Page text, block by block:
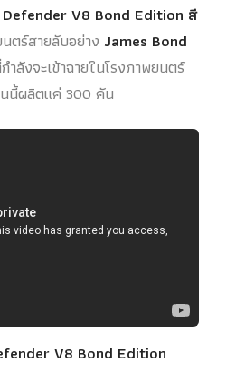
Defender V8 Bond Edition สี
ตร์สายลับอย่าง James Bond
ำลังจะเข้าฉายในโรงภาพยนตร์
นี้ผลิตแค่ 300 คัน
V8 Bond Edition